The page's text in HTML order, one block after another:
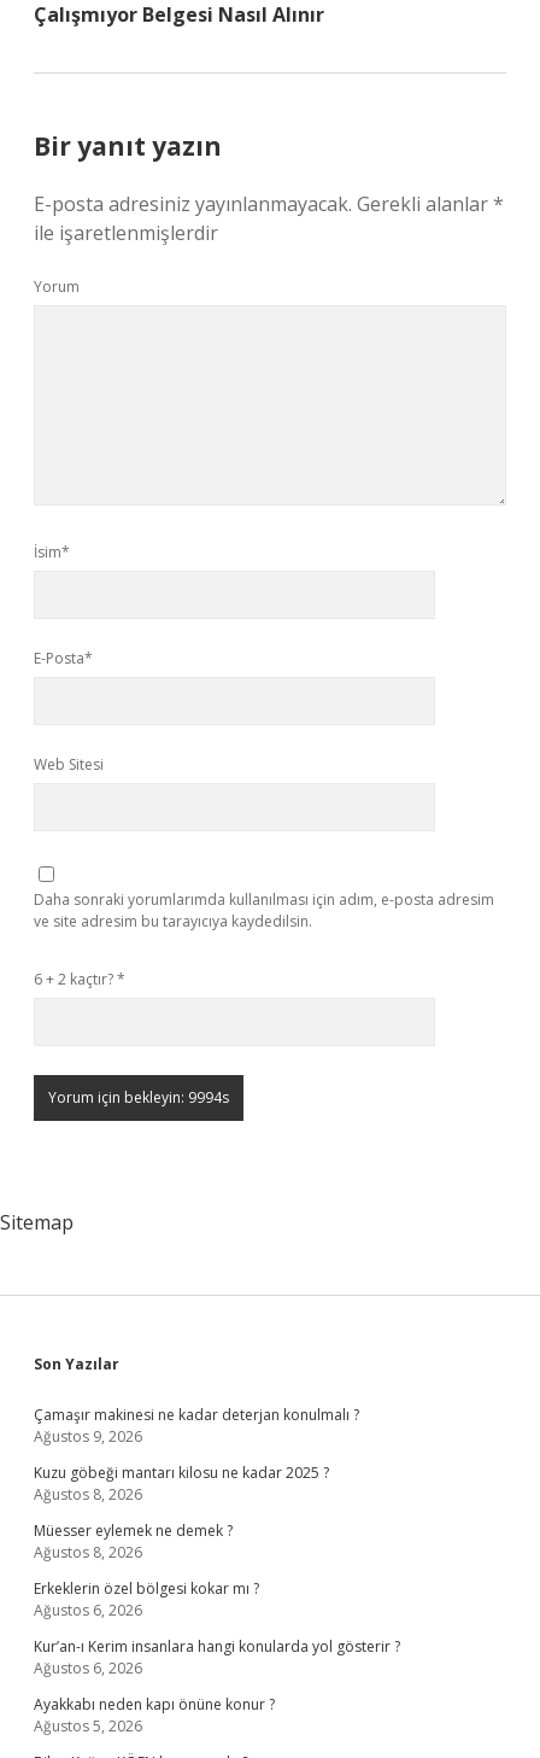
Çalışmıyor Belgesi Nasıl Alınır
Bir yanıt yazın
E-posta adresiniz yayınlanmayacak. Gerekli alanlar*
ile işaretlenmişlerdir
Yorum
İsim*
E-Posta*
Web Sitesi
Daha sonraki yorumlarımda kullanılması için adım, e-posta adresim
ve site adresim bu tarayıcıya kaydedilsin.
6 + 2 kaçtır?*
Sitemap
Sidebar
Son Yazılar
Çamaşır makinesi ne kadar deterjan konulmalı ?
Ağustos 9, 2026
Kuzu göbeği mantarı kilosu ne kadar 2025 ?
Ağustos 8, 2026
Müesser eylemek ne demek ?
Ağustos 8, 2026
Erkeklerin özel bölgesi kokar mı ?
Ağustos 6, 2026
Kur’an-ı Kerim insanlara hangi konularda yol gösterir ?
Ağustos 6, 2026
Ayakkabı neden kapı önüne konur ?
Ağustos 5, 2026